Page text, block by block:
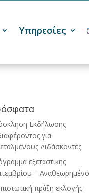
Υπηρεσίες
Εκδήλωσης
για
Διδάσκοντες
εξεταστικής
– Αναθεωρημένο
πράξη εκλογής